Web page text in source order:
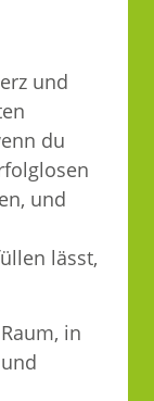
und
du
und
lässt,
in